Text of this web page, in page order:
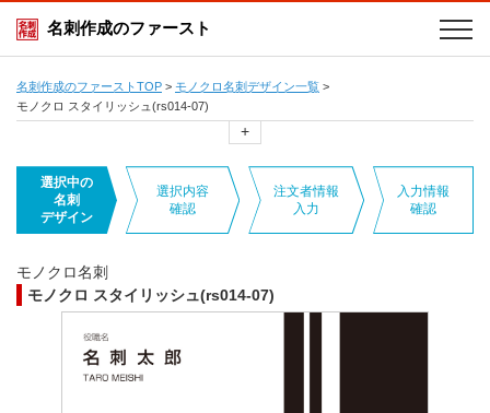
名刺作成のファースト
名刺作成のファーストTOP > モノクロ名刺デザイン一覧 >
モノクロ スタイリッシュ(rs014-07)
+
選択中の
名刺
デザイン
選択内容
確認
注文者情報
入力
入力情報
確認
モノクロ名刺
モノクロ スタイリッシュ(rs014-07)